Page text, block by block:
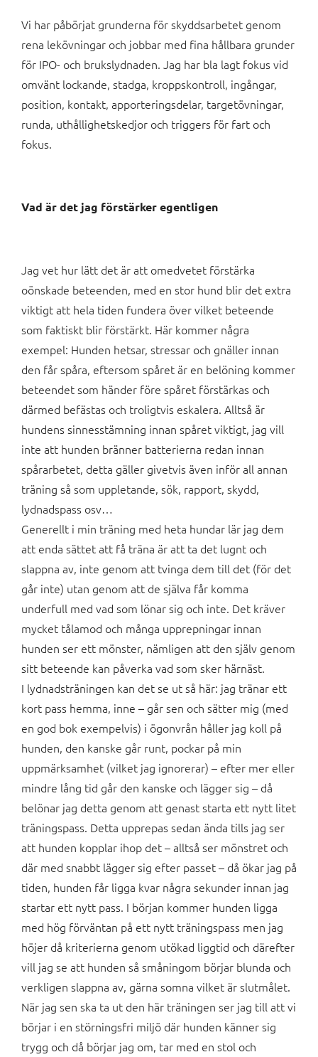
Vi har påbörjat grunderna för skyddsarbetet genom
rena lekövningar och jobbar med fina hållbara grunder
för IPO- och brukslydnaden. Jag har bla lagt fokus vid
omvänt lockande, stadga, kroppskontroll, ingångar,
position, kontakt, apporteringsdelar, targetövningar,
runda, uthållighetskedjor och triggers för fart och
fokus.
Vad är det jag förstärker egentligen
Jag vet hur lätt det är att omedvetet förstärka
oönskade beteenden, med en stor hund blir det extra
viktigt att hela tiden fundera över vilket beteende
som faktiskt blir förstärkt. Här kommer några
exempel: Hunden hetsar, stressar och gnäller innan
den får spåra, eftersom spåret är en belöning kommer
beteendet som händer före spåret förstärkas och
därmed befästas och troligtvis eskalera. Alltså är
hundens sinnesstämning innan spåret viktigt, jag vill
inte att hunden bränner batterierna redan innan
spårarbetet, detta gäller givetvis även inför all annan
träning så som uppletande, sök, rapport, skydd,
lydnadspass osv…
Generellt i min träning med heta hundar lär jag dem
att enda sättet att få träna är att ta det lugnt och
slappna av, inte genom att tvinga dem till det (för det
går inte) utan genom att de själva får komma
underfull med vad som lönar sig och inte. Det kräver
mycket tålamod och många upprepningar innan
hunden ser ett mönster, nämligen att den själv genom
sitt beteende kan påverka vad som sker härnäst.
I lydnadsträningen kan det se ut så här: jag tränar ett
kort pass hemma, inne – går sen och sätter mig (med
en god bok exempelvis) i ögonvrån håller jag koll på
hunden, den kanske går runt, pockar på min
uppmärksamhet (vilket jag ignorerar) – efter mer eller
mindre lång tid går den kanske och lägger sig – då
belönar jag detta genom att genast starta ett nytt litet
träningspass. Detta upprepas sedan ända tills jag ser
att hunden kopplar ihop det – alltså ser mönstret och
där med snabbt lägger sig efter passet – då ökar jag på
tiden, hunden får ligga kvar några sekunder innan jag
startar ett nytt pass. I början kommer hunden ligga
med hög förväntan på ett nytt träningspass men jag
höjer då kriterierna genom utökad liggtid och därefter
vill jag se att hunden så småningom börjar blunda och
verkligen slappna av, gärna somna vilket är slutmålet.
När jag sen ska ta ut den här träningen ser jag till att vi
börjar i en störningsfri miljö där hunden känner sig
trygg och då börjar jag om, tar med en stol och